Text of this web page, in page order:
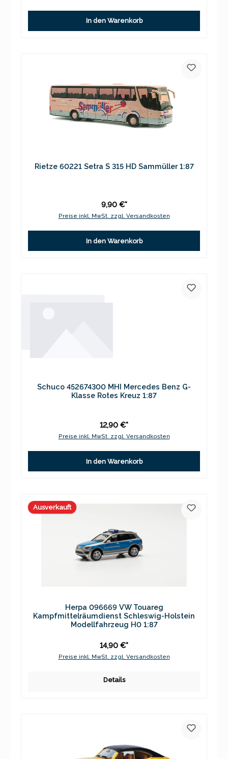
In den Warenkorb
Rietze 60221 Setra S 315 HD Sammüller 1:87
9,90 €*
Preise inkl. MwSt. zzgl. Versandkosten
In den Warenkorb
Schuco 452674300 MHI Mercedes Benz G-
Klasse Rotes Kreuz 1:87
12,90 €*
Preise inkl. MwSt. zzgl. Versandkosten
In den Warenkorb
Ausverkauft
Herpa 096669 VW Touareg
Kampfmittelräumdienst Schleswig-Holstein
Modellfahrzeug H0 1:87
14,90 €*
Preise inkl. MwSt. zzgl. Versandkosten
Details